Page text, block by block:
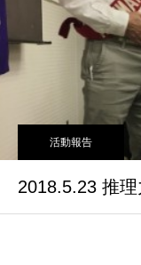
活動報告
2018.5.23 推